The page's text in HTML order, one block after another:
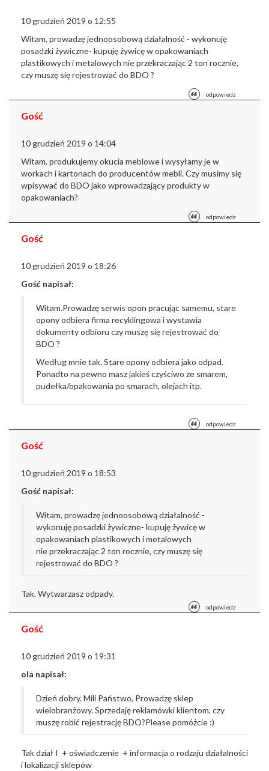
10 grudzień 2019 o 12:55
Witam, prowadzę jednoosobowądziałalność - wykonuję
posadzki żywiczne- kupuję żywicę w opakowaniach
plastikowych i metalowych nieprzekraczając 2 ton rocznie,
czy muszę się rejestrować do BDO ?
odpowiedz
Gość
10 grudzień 2019 o 14:04
Witam, produkujemy okucia meblowe i wysyłamy je w
workach i kartonach do producentów mebli. Czy musimy się
wpisywać do BDO jako wprowadzający produkty w
opakowaniach?
odpowiedz
Gość
10 grudzień 2019 o 18:26
Gość napisał:
Witam.Prowadzę serwis opon pracując samemu, stare
opony odbiera firma recyklingowa i wystawia
dokumenty odbioru czy muszę się rejestrować do
BDO ?
Według mnie tak. Stare opony odbiera jako odpad.
Ponadto na pewno masz jakieś czyściwo ze smarem,
pudełka/opakowania po smarach, olejach itp.
odpowiedz
Gość
10 grudzień 2019 o 18:53
Gość napisał:
Witam, prowadzę jednoosobowądziałalność -
wykonuję posadzki żywiczne- kupuję żywicę w
opakowaniach plastikowych i metalowych
nieprzekraczając 2 ton rocznie, czy muszę się
rejestrować do BDO ?
Tak. Wytwarzasz odpady.
odpowiedz
Gość
10 grudzień 2019 o 19:31
ola napisał:
Dzień dobry.Mili Państwo, Prowadzę sklep
wielobranżowy. Sprzedaję reklamówki klientom, czy
muszę robić rejestrację BDO?Please pomóżcie :)
Tak dział I + oświadczenie + informacja o rodzaju działalności
i lokalizacji sklepów